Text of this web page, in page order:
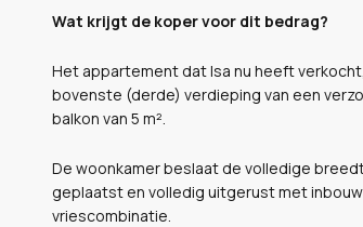
Wat krijgt de koper voor dit bedrag?
Het appartement dat Isa nu heeft
bovenste (derde) verdieping van een
balkon van 5 m².
De woonkamer beslaat de volledige
geplaatst en volledig uitgerust met
vriescombinatie.